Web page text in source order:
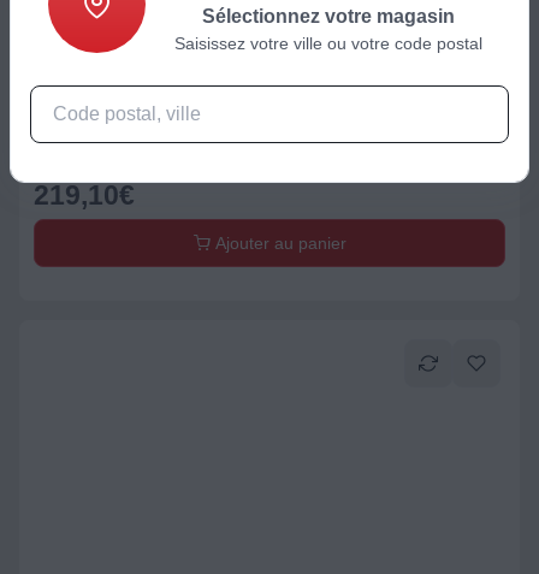
Robot multifonction
Robot multifonction MAGIMIX 18261F Mini Plus Chrome Brillant
219,10€
Ajouter au panier
Sélectionnez votre magasin
Saisissez votre ville ou votre code postal